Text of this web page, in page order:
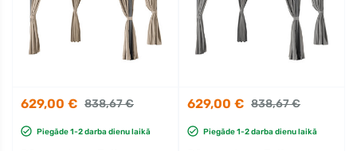
629,00 € 838,67 €
Piegāde 1-2 darba dienu laikā
629,00 € 838,67 €
Piegāde 1-2 darba dienu laikā